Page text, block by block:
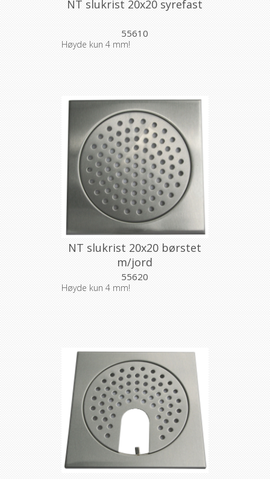
NT slukrist 20x20 syrefast
55610
Høyde kun 4 mm!
NT slukrist 20x20 børstet
m/jord
55620
Høyde kun 4 mm!